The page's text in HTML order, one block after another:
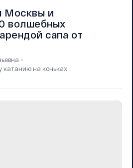
Москвы и
волшебных
сапа от
на коньках